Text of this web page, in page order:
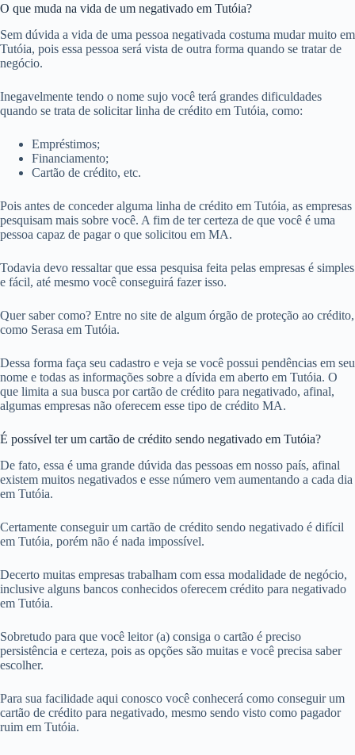
O que muda na vida de um negativado em Tutóia?
Sem dúvida a vida de uma pessoa negativada costuma mudar muito em
Tutóia, pois essa pessoa será vista de outra forma quando se tratar de
negócio.
Inegavelmente tendo o nome sujo você terá grandes dificuldades
quando se trata de solicitar linha de crédito em Tutóia, como:
Empréstimos;
Financiamento;
Cartão de crédito, etc.
Pois antes de conceder alguma linha de crédito em Tutóia, as empresas
pesquisam mais sobre você. A fim de ter certeza de que você é uma
pessoa capaz de pagar o que solicitou em MA.
Todavia devo ressaltar que essa pesquisa feita pelas empresas é simples
e fácil, até mesmo você conseguirá fazer isso.
Quer saber como? Entre no site de algum órgão de proteção ao crédito,
como Serasa em Tutóia.
Dessa forma faça seu cadastro e veja se você possui pendências em seu
nome e todas as informações sobre a dívida em aberto em Tutóia. O
que limita a sua busca por cartão de crédito para negativado, afinal,
algumas empresas não oferecem esse tipo de crédito MA.
É possível ter um cartão de crédito sendo negativado em Tutóia?
De fato, essa é uma grande dúvida das pessoas em nosso país, afinal
existem muitos negativados e esse número vem aumentando a cada dia
em Tutóia.
Certamente conseguir um cartão de crédito sendo negativado é difícil
em Tutóia, porém não é nada impossível.
Decerto muitas empresas trabalham com essa modalidade de negócio,
inclusive alguns bancos conhecidos oferecem crédito para negativado
em Tutóia.
Sobretudo para que você leitor (a) consiga o cartão é preciso
persistência e certeza, pois as opções são muitas e você precisa saber
escolher.
Para sua facilidade aqui conosco você conhecerá como conseguir um
cartão de crédito para negativado, mesmo sendo visto como pagador
ruim em Tutóia.